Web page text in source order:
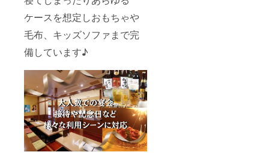
ケースを想定しおもちゃや
毛布、キッズソファまで完
備しています♪